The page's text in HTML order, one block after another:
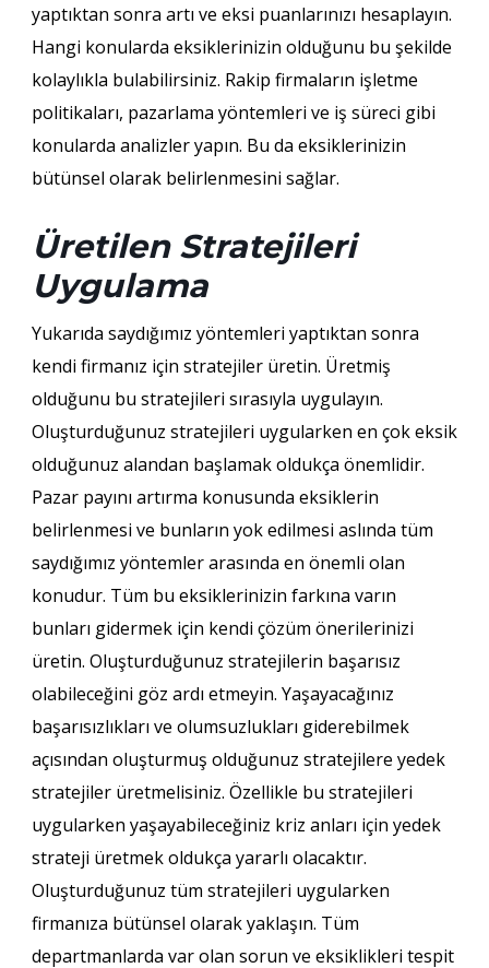
yaptıktan sonra artı ve eksi puanlarınızı hesaplayın.
Hangi konularda eksiklerinizin olduğunu bu şekilde
kolaylıkla bulabilirsiniz. Rakip firmaların işletme
politikaları, pazarlama yöntemleri ve iş süreci gibi
konularda analizler yapın. Bu da eksiklerinizin
bütünsel olarak belirlenmesini sağlar.
Üretilen Stratejileri
Uygulama
Yukarıda saydığımız yöntemleri yaptıktan sonra
kendi firmanız için stratejiler üretin. Üretmiş
olduğunu bu stratejileri sırasıyla uygulayın.
Oluşturduğunuz stratejileri uygularken en çok eksik
olduğunuz alandan başlamak oldukça önemlidir.
Pazar payını artırma konusunda eksiklerin
belirlenmesi ve bunların yok edilmesi aslında tüm
saydığımız yöntemler arasında en önemli olan
konudur. Tüm bu eksiklerinizin farkına varın
bunları gidermek için kendi çözüm önerilerinizi
üretin. Oluşturduğunuz stratejilerin başarısız
olabileceğini göz ardı etmeyin. Yaşayacağınız
başarısızlıkları ve olumsuzlukları giderebilmek
açısından oluşturmuş olduğunuz stratejilere yedek
stratejiler üretmelisiniz. Özellikle bu stratejileri
uygularken yaşayabileceğiniz kriz anları için yedek
strateji üretmek oldukça yararlı olacaktır.
Oluşturduğunuz tüm stratejileri uygularken
firmanıza bütünsel olarak yaklaşın. Tüm
departmanlarda var olan sorun ve eksiklikleri tespit